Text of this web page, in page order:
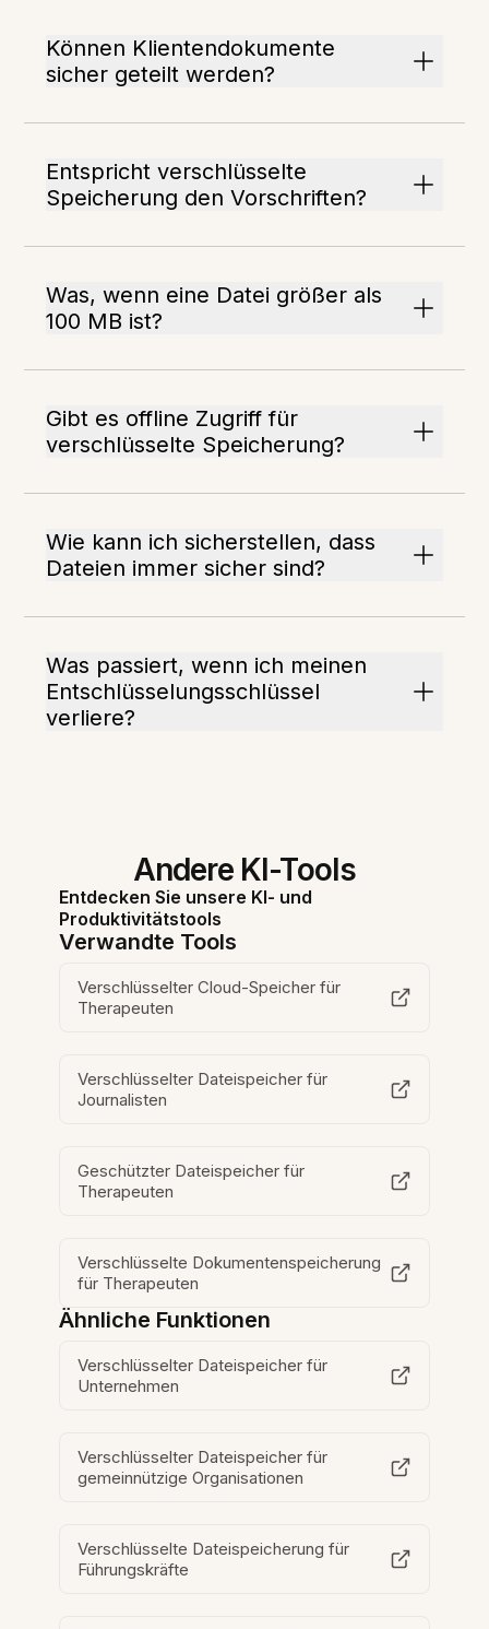
Können Klientendokumente
sicher geteilt werden?
Entspricht verschlüsselte
Speicherung den Vorschriften?
Was, wenn eine Datei größer als
100 MB ist?
Gibt es offline Zugriff für
verschlüsselte Speicherung?
Wie kann ich sicherstellen, dass
Dateien immer sicher sind?
Was passiert, wenn ich meinen
Entschlüsselungsschlüssel
verliere?
Andere KI-Tools
Entdecken Sie unsere KI- und
Produktivitätstools
Verwandte Tools
Verschlüsselter Cloud-Speicher für
Therapeuten
Verschlüsselter Dateispeicher für
Journalisten
Geschützter Dateispeicher für
Therapeuten
Verschlüsselte Dokumentenspeicherung
für Therapeuten
Ähnliche Funktionen
Verschlüsselter Dateispeicher für
Unternehmen
Verschlüsselter Dateispeicher für
gemeinnützige Organisationen
Verschlüsselte Dateispeicherung für
Führungskräfte